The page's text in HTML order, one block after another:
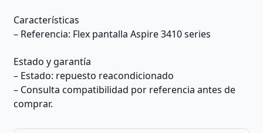
Características
– Referencia: Flex pantalla Aspire 3410 series
Estado y garantía
– Estado: repuesto reacondicionado
– Consulta compatibilidad por referencia antes de
comprar.